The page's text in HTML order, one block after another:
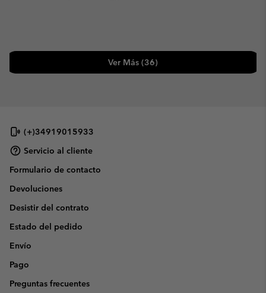
Ver Más (36)
(+)34919015933
Servicio al cliente
Formulario de contacto
Devoluciones
Desistir del contrato
Estado del pedido
Envío
Pago
Preguntas frecuentes